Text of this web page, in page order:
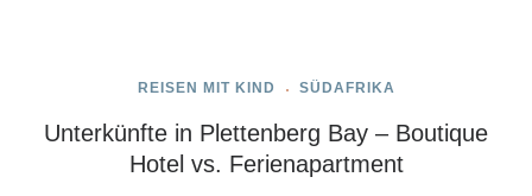
REISEN MIT KIND SÜDAFRIKA
Unterkünfte in Plettenberg Bay – Boutique
Hotel vs. Ferienapartment